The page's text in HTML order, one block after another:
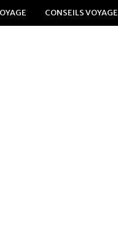
CONSEILS VOYAGE